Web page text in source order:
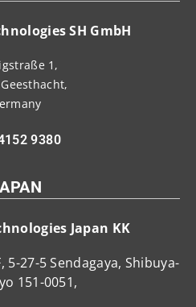
SH GmbH
1,
9380
Japan KK
5-27-5 Sendagaya, Shibuya-
151-0051,